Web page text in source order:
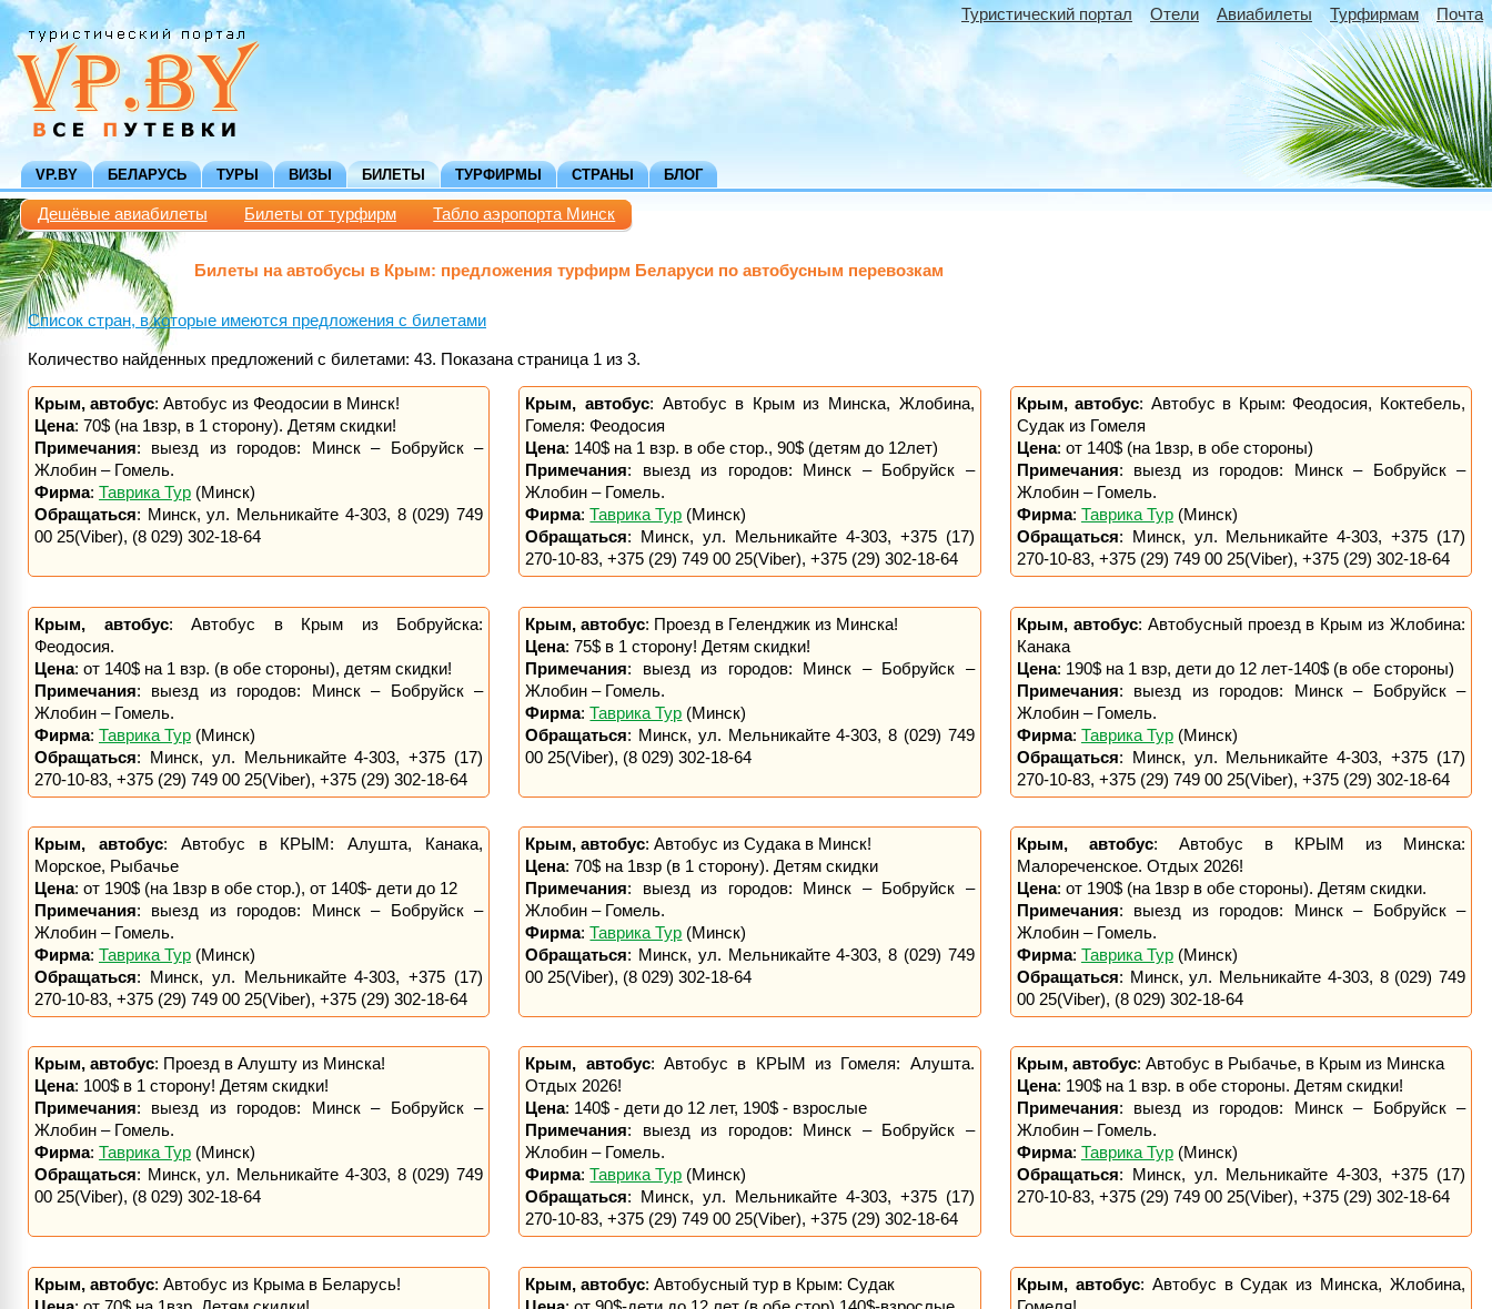
Туристический портал Отели Авиабилеты Турфирмам Почта
VP.BY БЕЛАРУСЬ ТУРЫ ВИЗЫ БИЛЕТЫ ТУРФИРМЫ СТРАНЫ БЛОГ
Дешёвые авиабилеты Билеты от турфирм Табло аэропорта Минск
Билеты на автобусы в Крым: предложения турфирм Беларуси по автобусным перевозкам
Список стран, в которые имеются предложения с билетами
Количество найденных предложений с билетами: 43. Показана страница 1 из 3.
Крым, автобус: Автобус из Феодосии в Минск!
Цена: 70$ (на 1взр, в 1 сторону). Детям скидки!
Примечания: выезд из городов: Минск – Бобруйск –
Жлобин – Гомель.
Фирма: Таврика Тур (Минск)
Обращаться: Минск, ул. Мельникайте 4-303, 8 (029) 749
00 25(Viber), (8 029) 302-18-64
Крым, автобус: Автобус в Крым из Минска, Жлобина,
Гомеля: Феодосия
Цена: 140$ на 1 взр. в обе стор., 90$ (детям до 12лет)
Примечания: выезд из городов: Минск – Бобруйск –
Жлобин – Гомель.
Фирма:Таврика Тур (Минск)
Обращаться: Минск, ул. Мельникайте 4-303, +375 (17)
270-10-83, +375 (29) 749 00 25(Viber), +375 (29) 302-18-64
Крым, автобус: Автобус в Крым: Феодосия, Коктебель,
Судак из Гомеля
Цена: от 140$ (на 1взр, в обе стороны)
Примечания: выезд из городов: Минск – Бобруйск –
Жлобин – Гомель.
Фирма: Таврика Тур(Минск)
Обращаться: Минск, ул. Мельникайте 4-303, +375 (17)
270-10-83, +375 (29) 749 00 25(Viber), +375 (29) 302-18-64
Крым, автобус: Автобус в Крым из Бобруйска:
Феодосия.
Цена: от 140$ на 1 взр. (в обе стороны), детям скидки!
Примечания: выезд из городов: Минск – Бобруйск –
Жлобин – Гомель.
Фирма: Таврика Тур (Минск)
Обращаться: Минск, ул. Мельникайте 4-303, +375 (17)
270-10-83, +375 (29) 749 00 25(Viber), +375 (29) 302-18-64
Крым, автобус: Проезд в Геленджик из Минска!
Цена: 75$ в 1 сторону! Детям скидки!
Примечания: выезд из городов: Минск – Бобруйск –
Жлобин – Гомель.
Фирма:Таврика Тур (Минск)
Обращаться: Минск, ул. Мельникайте 4-303, 8 (029) 749
00 25(Viber), (8 029) 302-18-64
Крым, автобус: Автобусный проезд в Крым из Жлобина:
Канака
Цена: 190$ на 1 взр, дети до 12 лет-140$ (в обе стороны)
Примечания: выезд из городов: Минск – Бобруйск –
Жлобин – Гомель.
Фирма: Таврика Тур(Минск)
Обращаться: Минск, ул. Мельникайте 4-303, +375 (17)
270-10-83, +375 (29) 749 00 25(Viber), +375 (29) 302-18-64
Крым, автобус: Автобус в КРЫМ: Алушта, Канака,
Морское, Рыбачье
Цена: от 190$ (на 1взр в обе стор.), от 140$- дети до 12
Примечания: выезд из городов: Минск – Бобруйск –
Жлобин – Гомель.
Фирма: Таврика Тур (Минск)
Обращаться: Минск, ул. Мельникайте 4-303, +375 (17)
270-10-83, +375 (29) 749 00 25(Viber), +375 (29) 302-18-64
Крым, автобус: Автобус из Судака в Минск!
Цена: 70$ на 1взр (в 1 сторону). Детям скидки
Примечания: выезд из городов: Минск – Бобруйск –
Жлобин – Гомель.
Фирма:Таврика Тур (Минск)
Обращаться: Минск, ул. Мельникайте 4-303, 8 (029) 749
00 25(Viber), (8 029) 302-18-64
Крым, автобус: Автобус в КРЫМ из Минска:
Малореченское. Отдых 2026!
Цена: от 190$ (на 1взр в обе стороны). Детям скидки.
Примечания: выезд из городов: Минск – Бобруйск –
Жлобин – Гомель.
Фирма: Таврика Тур(Минск)
Обращаться: Минск, ул. Мельникайте 4-303, 8 (029) 749
00 25(Viber), (8 029) 302-18-64
Крым, автобус: Проезд в Алушту из Минска!
Цена: 100$ в 1 сторону! Детям скидки!
Примечания: выезд из городов: Минск – Бобруйск –
Жлобин – Гомель.
Фирма: Таврика Тур (Минск)
Обращаться: Минск, ул. Мельникайте 4-303, 8 (029) 749
00 25(Viber), (8 029) 302-18-64
Крым, автобус: Автобус в КРЫМ из Гомеля: Алушта.
Отдых 2026!
Цена: 140$ - дети до 12 лет, 190$ - взрослые
Примечания: выезд из городов: Минск – Бобруйск –
Жлобин – Гомель.
Фирма:Таврика Тур (Минск)
Обращаться: Минск, ул. Мельникайте 4-303, +375 (17)
270-10-83, +375 (29) 749 00 25(Viber), +375 (29) 302-18-64
Крым, автобус: Автобус в Рыбачье, в Крым из Минска
Цена: 190$ на 1 взр. в обе стороны. Детям скидки!
Примечания: выезд из городов: Минск – Бобруйск –
Жлобин – Гомель.
Фирма: Таврика Тур(Минск)
Обращаться: Минск, ул. Мельникайте 4-303, +375 (17)
270-10-83, +375 (29) 749 00 25(Viber), +375 (29) 302-18-64
Крым, автобус: Автобус из Крыма в Беларусь!
Крым, автобус: Автобусный тур в Крым: Судак
Крым, автобус: Автобус в Судак из Минска, Жлобина,